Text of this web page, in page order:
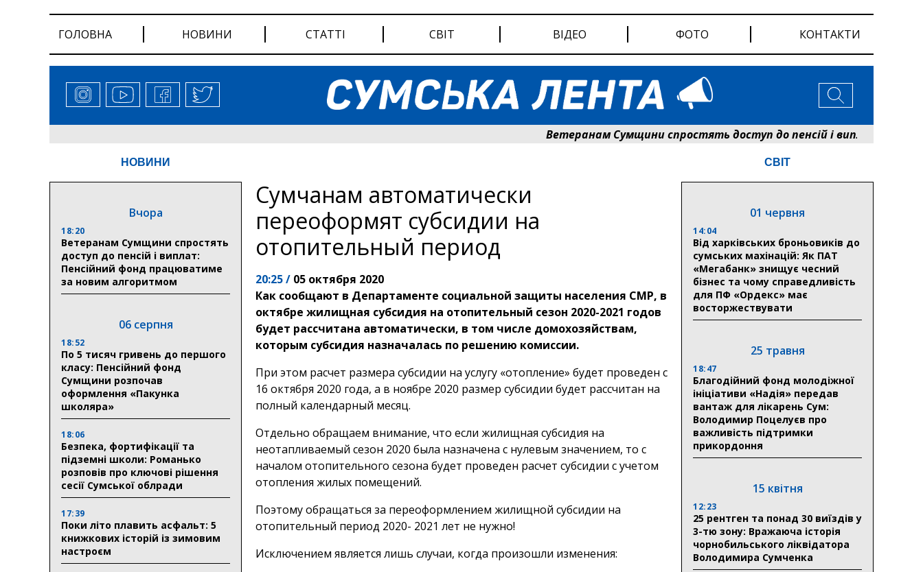
ГОЛОВНА НОВИНИ СТАТТІ СВІТ ВІДЕО ФОТО КОНТАКТИ
Ветеранам Сумщини спростять доступ до пенсій і виплат:
НОВИНИ
Вчора
18:20
Ветеранам Сумщини спростять
доступ до пенсій і виплат:
Пенсійний фонд працюватиме
за новим алгоритмом
06 серпня
18:52
По 5 тисяч гривень до першого
класу: Пенсійний фонд
Сумщини розпочав
оформлення «Пакунка
школяра»
18:06
Безпека, фортифікації та
підземні школи: Романько
розповів про ключові рішення
сесії Сумської облради
17:39
Поки літо плавить асфальт: 5
книжкових історій із зимовим
настроєм
Сумчанам автоматически
переоформят субсидии на
отопительный период
20:25 / 05 октября 2020
Как сообщают в Департаменте социальной защиты населения СМР, в
октябре жилищная субсидия на отопительный сезон 2020-2021 годов
будет рассчитана автоматически, в том числе домохозяйствам,
которым субсидия назначалась по решению комиссии.
При этом расчет размера субсидии на услугу «отопление» будет проведен с
16 октября 2020 года, а в ноябре 2020 размер субсидии будет рассчитан на
полный календарный месяц.
Отдельно обращаем внимание, что если жилищная субсидия на
неотапливаемый сезон 2020 была назначена с нулевым значением, то с
началом отопительного сезона будет проведен расчет субсидии с учетом
отопления жилых помещений.
Поэтому обращаться за переоформлением жилищной субсидии на
отопительный период 2020- 2021 лет не нужно!
Исключением является лишь случаи, когда произошли изменения:
СВІТ
01 червня
14:04
Від харківських броньовиків до
сумських махінацій: Як ПАТ
«Мегабанк» знищує чесний
бізнес та чому справедливість
для ПФ «Ордекс» має
восторжествувати
25 травня
18:47
Благодійний фонд молодіжної
ініціативи «Надія» передав
вантаж для лікарень Сум:
Володимир Поцелуєв про
важливість підтримки
прикордоння
15 квітня
12:23
25 рентген та понад 30 виїздів у
3-тю зону: Вражаюча історія
чорнобильського ліквідатора
Володимира Сумченка